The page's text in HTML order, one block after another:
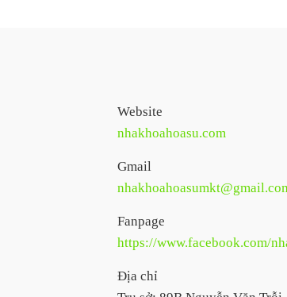
Website
nhakhoahoasu.com
Gmail
Fanpage
https://www.facebook.com/
Địa chỉ